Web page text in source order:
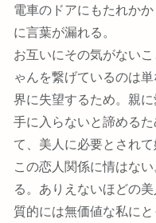
電車のドアにもたれか
に言葉が漏れる。
お互いにその気がない
ゃんを繋げているのは
界に失望するため。親
手に入らないと諦める
て、美人に必要とされて
この恋人関係に情はな
る。ありえないほどの
質的には無価値な私に